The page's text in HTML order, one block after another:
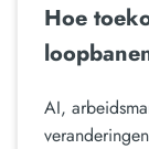
Hoe
AI,